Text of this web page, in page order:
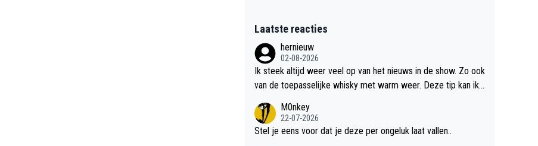
Laatste reacties
hernieuw
02-08-2026
Ik steek altijd weer veel op van het nieuws in de show. Zo ook
van de toepasselijke whisky met warm weer. Deze tip kan ik
M0nkey
22-07-2026
Stel je eens voor dat je deze per ongeluk laat vallen..